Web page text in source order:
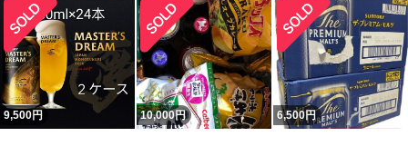
9,500円 10,000円 6,500円